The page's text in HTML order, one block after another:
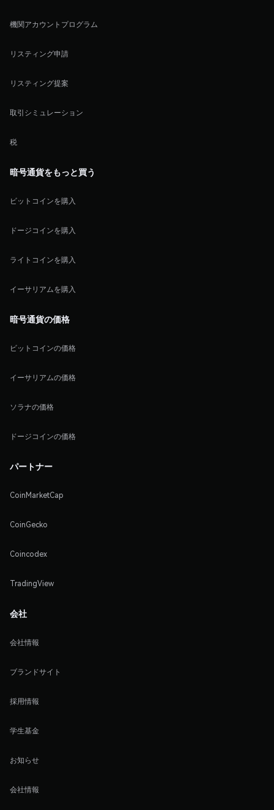
機関アカウントプログラム
リスティング申請
リスティング提案
取引シミュレーション
税
暗号通貨をもっと買う
ビットコインを購入
ドージコインを購入
ライトコインを購入
イーサリアムを購入
暗号通貨の価格
ビットコインの価格
イーサリアムの価格
ソラナの価格
ドージコインの価格
パートナー
CoinMarketCap
CoinGecko
Coincodex
TradingView
会社
会社情報
ブランドサイト
採用情報
学生基金
お知らせ
会社情報